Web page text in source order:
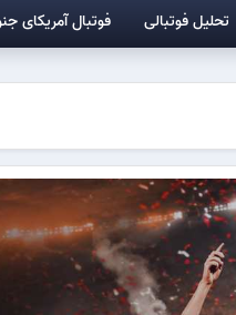
تحلیل فوتبالی فوتبال آمریکای